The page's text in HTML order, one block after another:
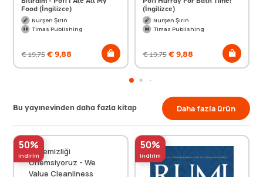
Food (İngilizce)
Nurşen Şirin
Timas Publishing
€19,75€9,88
(İngilizce)
Nurşen Şirin
Timas Publishing
€19,75€9,88
Bu yayınevinden daha fazla kitap Daha fazla ürün
50%
indirim
50%
indirim